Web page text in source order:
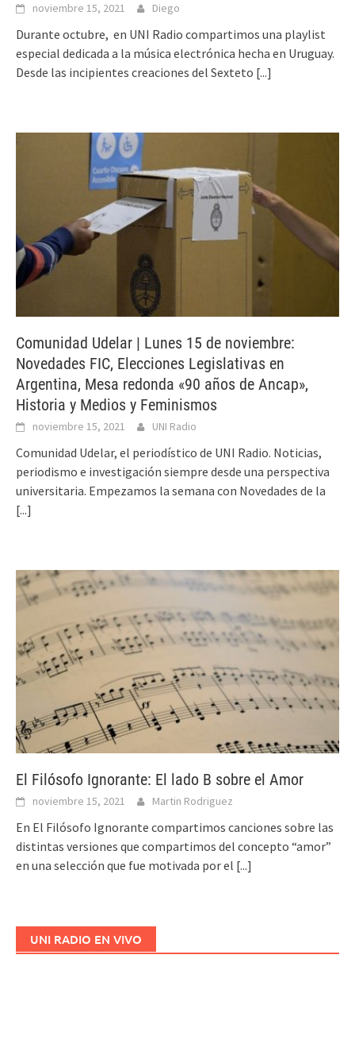
noviembre 15, 2021 Diego
Durante octubre, en UNI Radio compartimos una playlist
especial dedicada a la música electrónica hecha en Uruguay.
Desde las incipientes creaciones del Sexteto [...]
Comunidad Udelar | Lunes 15 de noviembre:
Novedades FIC, Elecciones Legislativas en
Argentina, Mesa redonda «90 años de Ancap»,
Historia y Medios y Feminismos
noviembre 15, 2021 UNI Radio
Comunidad Udelar, el periodístico de UNI Radio. Noticias,
periodismo e investigación siempre desde una perspectiva
universitaria. Empezamos la semana con Novedades de la
[...]
El Filósofo Ignorante: El lado B sobre el Amor
noviembre 15, 2021 Martin Rodriguez
En El Filósofo Ignorante compartimos canciones sobre las
distintas versiones que compartimos del concepto “amor”
en una selección que fue motivada por el [...]
UNI RADIO EN VIVO